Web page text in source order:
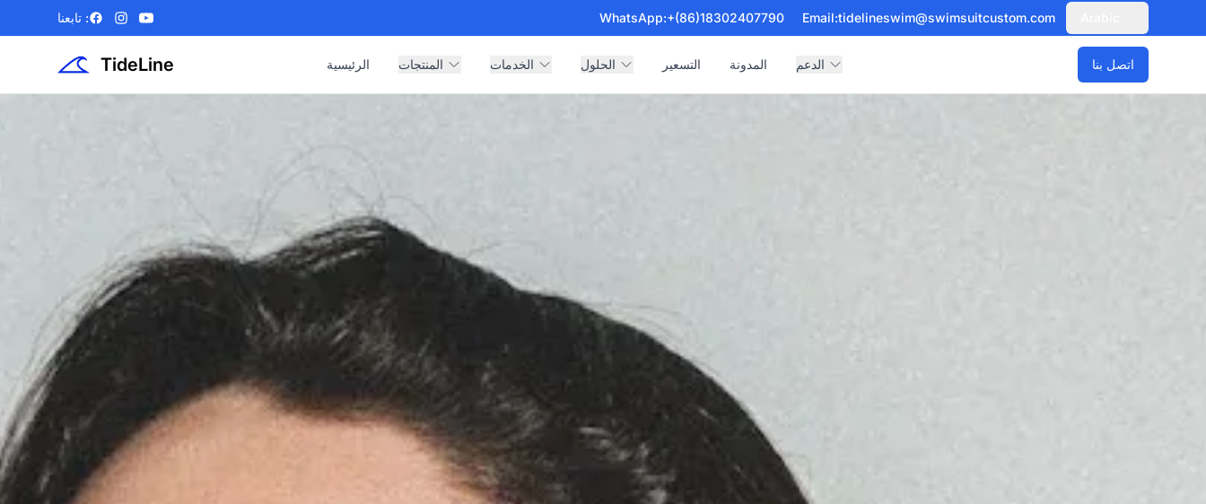
تابعنا :Facebook
Instagram
YouTube WhatsApp:+(86)18302407790 Email:tidelineswim@swimsuitcustom.com
TideLine الرئيسية المنتجات الخدمات الحلول التسعير المدونة الدعم اتصل بنا